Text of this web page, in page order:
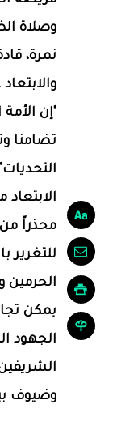
وصلاة
نمرة،
"إن
تضامنا
محذراً من
للتغرير
الحرمين
يمكن
الجهود
وضيوف